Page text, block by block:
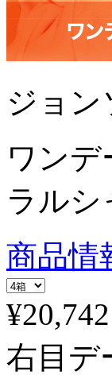
ジョン
ワン
ラルシ
商品情
¥20,742
右目デ